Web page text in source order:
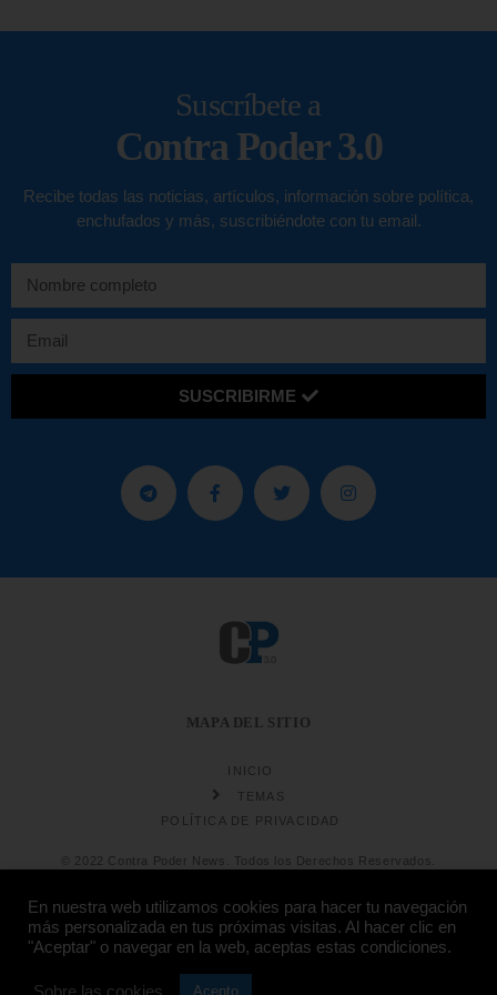
Suscríbete a
Contra Poder 3.0
Recibe todas las noticias, artículos, información sobre política,
enchufados y más, suscribiéndote con tu email.
SUSCRIBIRME
MAPA DEL SITIO
INICIO
TEMAS
POLÍTICA DE PRIVACIDAD
© 2022 Contra Poder News. Todos los Derechos Reservados.
Diseño web
En nuestra web utilizamos cookies para hacer tu navegación
más personalizada en tus próximas visitas. Al hacer clic en
"Aceptar" o navegar en la web, aceptas estas condiciones.
Sobre las cookies Acepto